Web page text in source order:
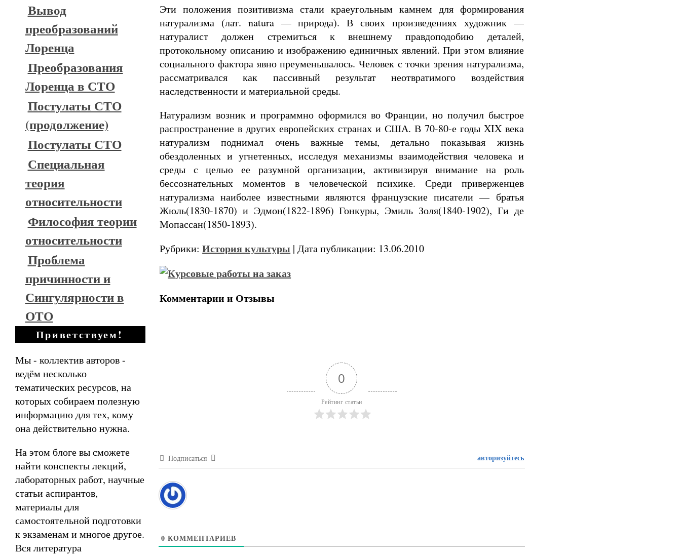
Вывод
преобразований
Лоренца
Преобразования
Лоренца в СТО
Постулаты СТО
(продолжение)
Постулаты СТО
Специальная
теория
относительности
Философия теории
относительности
Проблема
причинности и
Сингулярности в
ОТО
Приветствуем!
Мы - коллектив авторов -
ведём несколько
тематических ресурсов, на
которых собираем полезную
информацию для тех, кому
она действительно нужна.
На этом блоге вы сможете
найти конспекты лекций,
лабораторных работ, научные
статьи аспирантов,
материалы для
самостоятельной подготовки
к экзаменам и многое другое.
Вся литература
Эти положения позитивизма стали краеугольным камнем для формирования
натурализма (лат. natura — природа). В своих произведениях художник —
натуралист должен стремиться к внешнему правдоподобию деталей,
протокольному описанию и изображению единичных явлений. При этом влияние
социального фактора явно преуменьшалось. Человек с точки зрения натурализма,
рассматривался как пассивный результат неотвратимого воздействия
наследственности и материальной среды.
Натурализм возник и программно оформился во Франции, но получил быстрое
распространение в других европейских странах и США. В 70-80-е годы XIX века
натурализм поднимал очень важные темы, детально показывая жизнь
обездоленных и угнетенных, исследуя механизмы взаимодействия человека и
среды с целью ее разумной организации, активизируя внимание на роль
бессознательных моментов в человеческой психике. Среди приверженцев
натурализма наиболее известными являются французские писатели — братья
Жюль(1830-1870) и Эдмон(1822-1896) Гонкуры, Эмиль Золя(1840-1902), Ги де
Мопассан(1850-1893).
Рубрики:История культуры | Дата публикации: 13.06.2010
Комментарии и Отзывы
0
Рейтинг статьи
Подписаться авторизуйтесь
0 КОММЕНТАРИЕВ